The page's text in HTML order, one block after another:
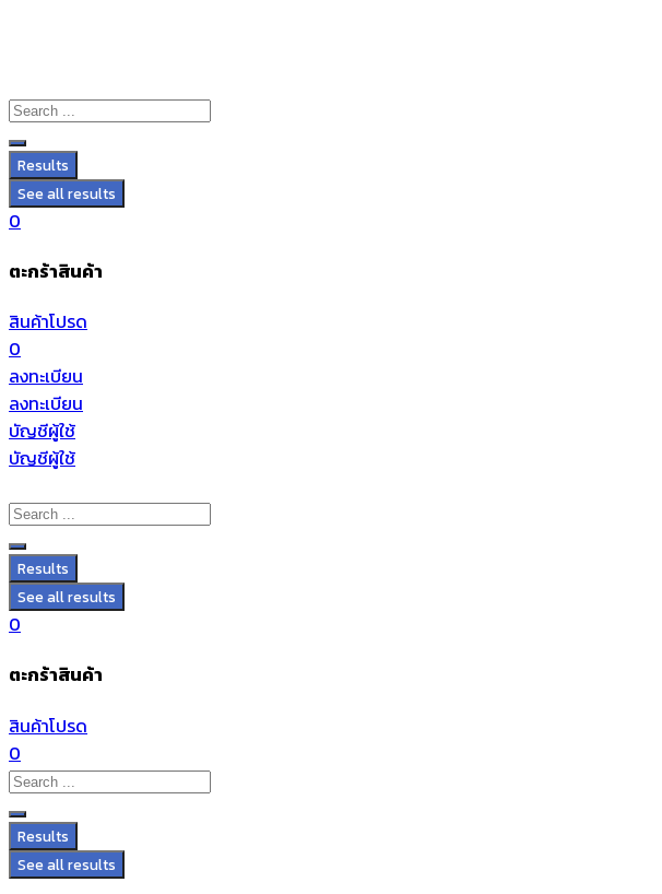
Results
See all results
0
ตะกร้าสินค้า
สินค้าโปรด
0
ลงทะเบียน
ลงทะเบียน
บัญชีผู้ใช้
บัญชีผู้ใช้
Results
See all results
0
ตะกร้าสินค้า
สินค้าโปรด
0
Results
See all results